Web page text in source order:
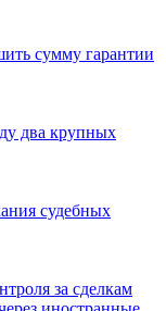
сумму гарантии
два крупных
судебных
за сделкам